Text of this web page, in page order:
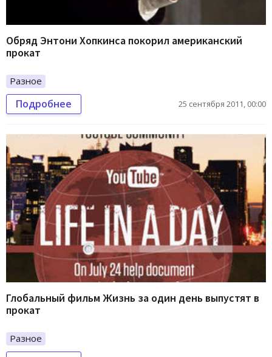
Обряд Энтони Хопкинса покорил американский
прокат
Разное
Подробнее 25 сентября 2011, 00:00
Глобальный фильм Жизнь за один день выпустят в
прокат
Разное